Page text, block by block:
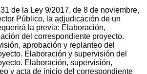
de la Ley 9/2017, de 8 de noviembre,
Público, la adjudicación de un
la previa: Elaboración,
del correspondiente proyecto.
aprobación y replanteo del
Elaboración y supervisión del
Elaboración, supervisión,
y acta de inicio del correspondiente